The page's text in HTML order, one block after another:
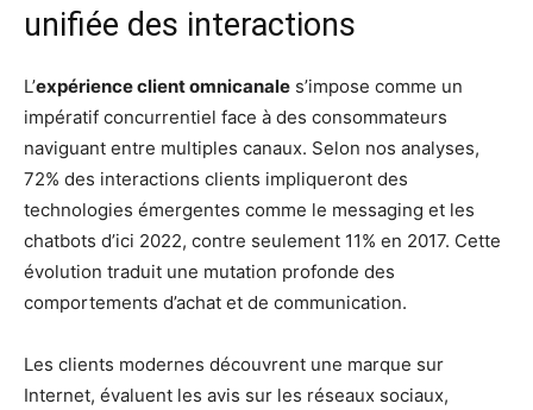
unifiée des interactions
L’expérience client omnicanale s’impose comme un
impératif concurrentiel face à des consommateurs
naviguant entre multiples canaux. Selon nos analyses,
72% des interactions clients impliqueront des
technologies émergentes comme le messaging et les
chatbots d’ici 2022, contre seulement 11% en 2017. Cette
évolution traduit une mutation profonde des
comportements d’achat et de communication.
Les clients modernes découvrent une marque sur
Internet, évaluent les avis sur les réseaux sociaux,